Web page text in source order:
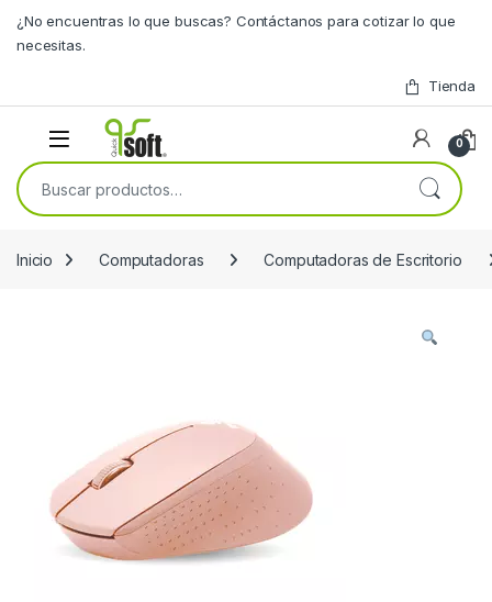
¿No encuentras lo que buscas? Contáctanos para cotizar lo que
necesitas.
Tienda
0
Buscar por:
Inicio Computadoras Computadoras de Escritorio